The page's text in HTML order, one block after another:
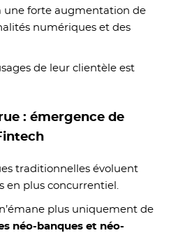
une forte augmentation de
numériques et des
de leur clientèle est
: émergence de
traditionnelles évoluent
en plus concurrentiel.
plus uniquement de
néo-banques et néo-